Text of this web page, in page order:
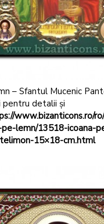
– Sfantul Mucenic
pentru detalii și
www.bizanticons.ro/
lemn/13518-icoana-
15×18-cm.html